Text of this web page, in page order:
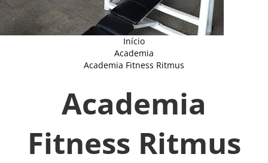
Início
Academia
Academia Fitness Ritmus
Academia
Fitness Ritmus